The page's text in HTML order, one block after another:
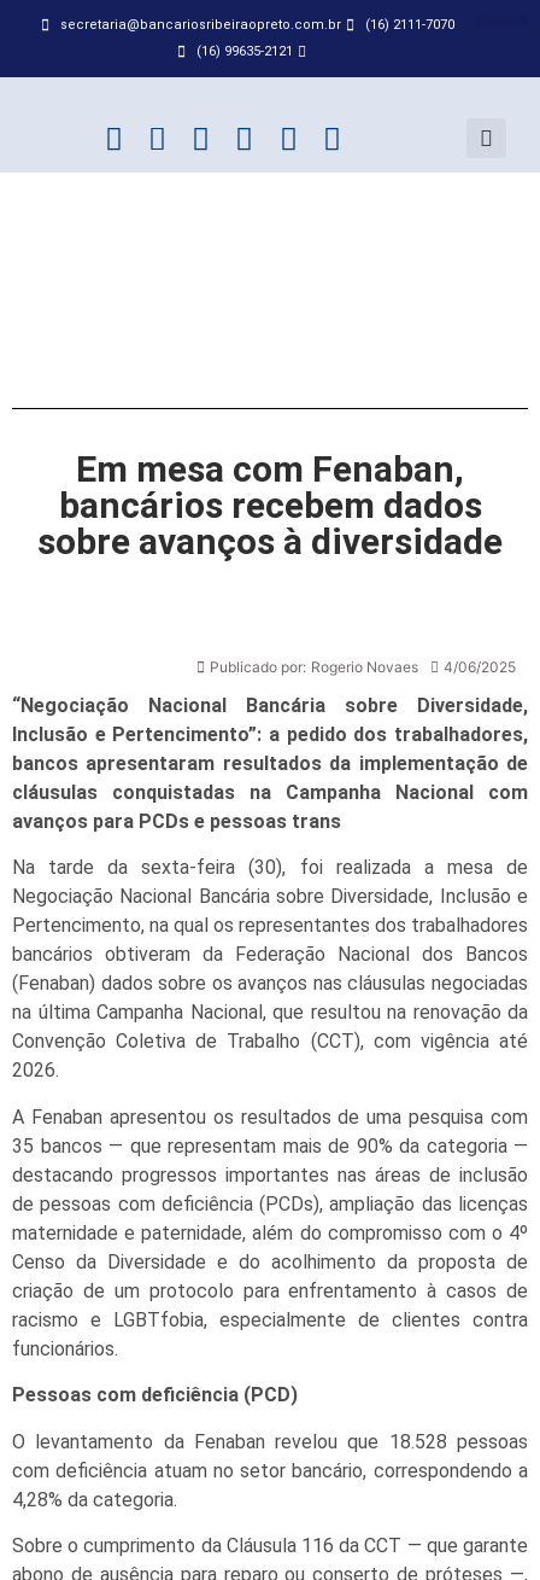
secretaria@bancariosribeiraopreto.com.br
(16) 2111-7070
(16) 99635-2121
Em mesa com Fenaban,
bancários recebem dados
sobre avanços à diversidade
Publicado por: Rogerio Novaes 4/06/2025
“Negociação Nacional Bancária sobre Diversidade,
Inclusão e Pertencimento”: a pedido dos trabalhadores,
bancos apresentaram resultados da implementação de
cláusulas conquistadas na Campanha Nacional com
avanços para PCDs e pessoas trans
Na tarde da sexta-feira (30), foi realizada a mesa de
Negociação Nacional Bancária sobre Diversidade, Inclusão e
Pertencimento, na qual os representantes dos trabalhadores
bancários obtiveram da Federação Nacional dos Bancos
(Fenaban) dados sobre os avanços nas cláusulas negociadas
na última Campanha Nacional, que resultou na renovação da
Convenção Coletiva de Trabalho (CCT), com vigência até
2026.
A Fenaban apresentou os resultados de uma pesquisa com
35 bancos — que representam mais de 90% da categoria —
destacando progressos importantes nas áreas de inclusão
de pessoas com deficiência (PCDs), ampliação das licenças
maternidade e paternidade, além do compromisso com o 4º
Censo da Diversidade e do acolhimento da proposta de
criação de um protocolo para enfrentamento à casos de
racismo e LGBTfobia, especialmente de clientes contra
funcionários.
Pessoas com deficiência (PCD)
O levantamento da Fenaban revelou que 18.528 pessoas
com deficiência atuam no setor bancário, correspondendo a
4,28% da categoria.
Sobre o cumprimento da Cláusula 116 da CCT — que garante
abono de ausência para reparo ou conserto de próteses —,